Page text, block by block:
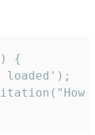
{
loaded');